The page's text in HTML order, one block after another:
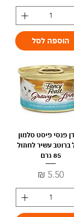
הוספה לסל
פנסי פיסט סלמון
ברוטב עשיר לחתול
85 גרם
מחיר